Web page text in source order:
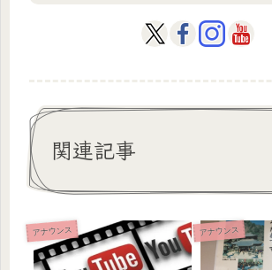
関連記事
アナウンス アナウンス